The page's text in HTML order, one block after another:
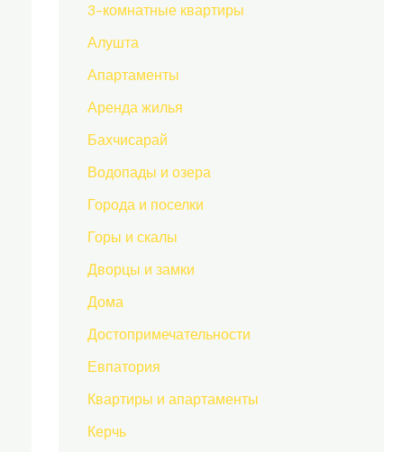
3-комнатные квартиры
Алушта
Апартаменты
Аренда жилья
Бахчисарай
Водопады и озера
Города и поселки
Горы и скалы
Дворцы и замки
Дома
Достопримечательности
Евпатория
Квартиры и апартаменты
Керчь